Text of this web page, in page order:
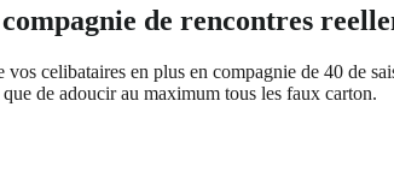
de rencontres
celibataires en plus en compagnie de 40 de
de adoucir au maximum tous les faux carton.